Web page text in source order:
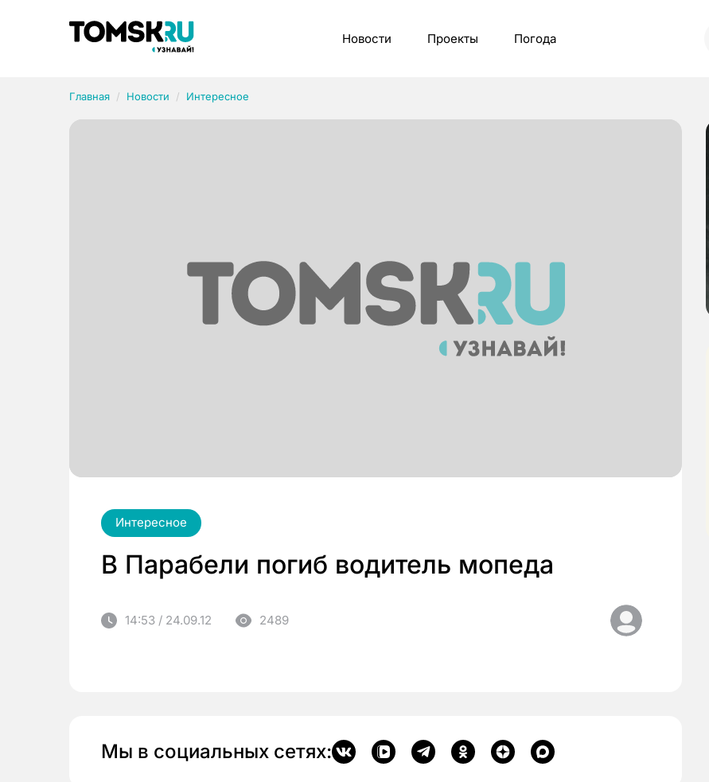
Новости Проекты Погода
Главная Новости Интересное
Интересное
В Парабели погиб водитель мопеда
14:53 / 24.09.12 2489
Мы в социальных сетях:
Рубрики